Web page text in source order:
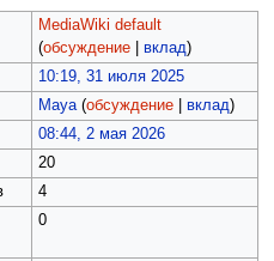
MediaWiki default
(обсуждение| вклад)
10:19, 31 июля 2025
Maya (обсуждение| вклад)
08:44, 2 мая 2026
20
4
0